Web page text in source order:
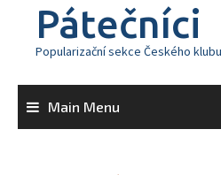
Pátečníci
Popularizační sekce Českého
Main Menu